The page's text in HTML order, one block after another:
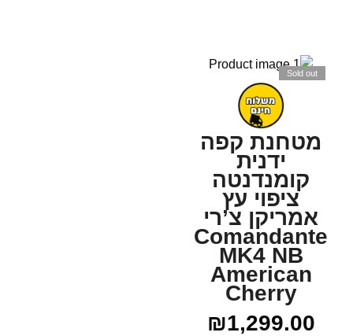
Sold out
מטחנת קפה
ידנית
קומנדנטה
ציפוי עץ
אמריקן צ’רי
Comandante
MK4 NB
American
Cherry
₪1,299.00